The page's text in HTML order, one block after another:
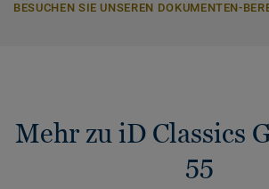
BESUCHEN SIE UNSEREN DOKUMENTEN-
Mehr zu iD Classics
55